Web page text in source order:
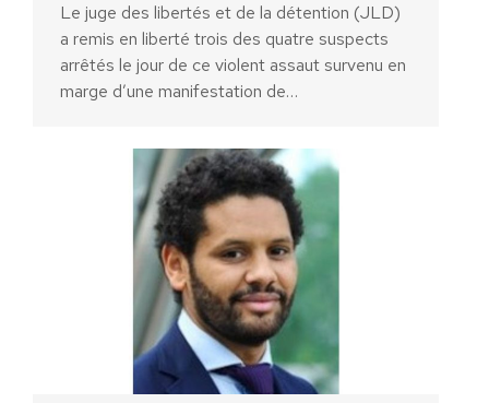
Le juge des libertés et de la détention (JLD)
a remis en liberté trois des quatre suspects
arrêtés le jour de ce violent assaut survenu en
marge d’une manifestation de…